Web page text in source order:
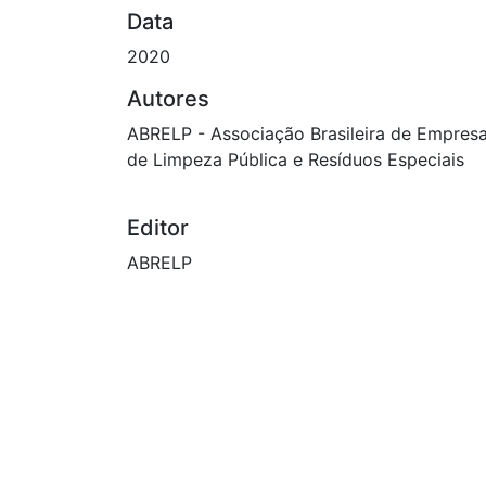
Data
2020
Autores
ABRELP - Associação Brasileira de
de Limpeza Pública e Resíduos Especiais
Editor
ABRELP